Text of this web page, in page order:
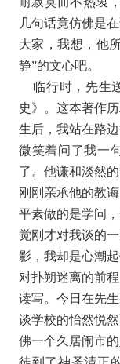
几句话竟仿佛是
大家，我想，他
静”的文心吧。
临行时，先生
史》。这本著作
生后，我站在路
微笑着问了我一
了。他谦和淡然
刚刚亲承他的教
平素做的是学问
觉刚才对我谈的
影，我却是心潮
对扑朔迷离的前
读写。今日在先
谈学校的怡然悦
佛一个久居闹市